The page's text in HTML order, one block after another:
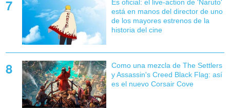
Es oficial: el live-action de 'Naruto'
está en manos del director de uno
de los mayores estrenos de la
historia del cine
Como una mezcla de The Settlers
y Assassin's Creed Black Flag: así
es el nuevo Corsair Cove